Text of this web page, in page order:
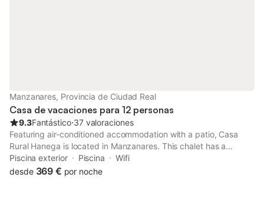
Manzanares, Provincia de Ciudad Real
Casa de vacaciones para 12 personas
9.3Fantástico⋅37 valoraciones
Featuring air-conditioned accommodation with a patio, Casa
Rural Hanega is located in Manzanares. This chalet has a
private pool, a garden, barbecue facilities, free WiFi and free
private parking. Outdoor seating is also available at the chalet.
Piscina exterior Piscina
Wifi
desde 369 € por noche